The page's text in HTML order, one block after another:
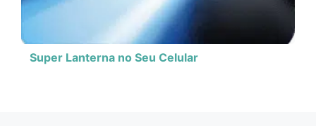
Super Lanterna no Seu Celular